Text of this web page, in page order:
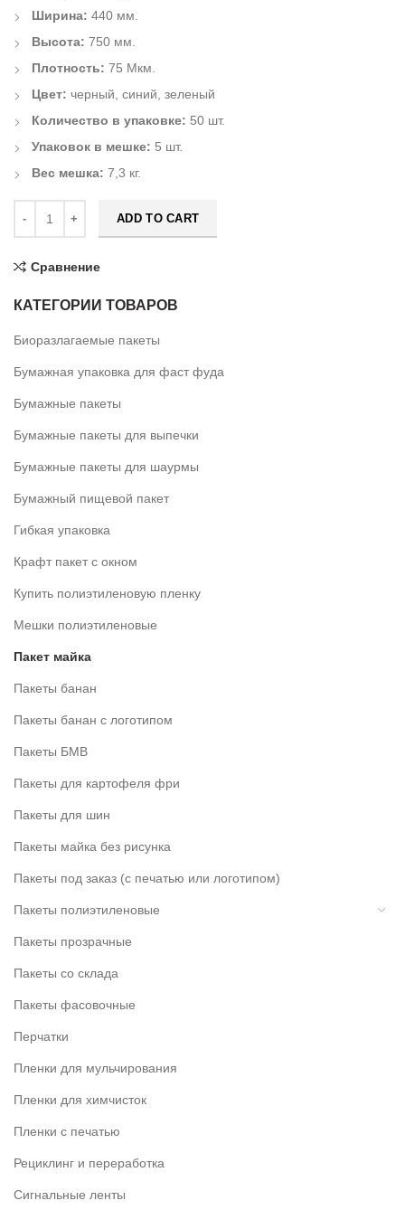
Ширина: 440 мм.
Высота: 750 мм.
Плотность: 75 Мкм.
Цвет: черный, синий, зеленый
Количество в упаковке: 50 шт.
Упаковок в мешке: 5 шт.
Вес мешка: 7,3 кг.
ADD TO CART
Сравнение
КАТЕГОРИИ ТОВАРОВ
Биоразлагаемые пакеты
Бумажная упаковка для фаст фуда
Бумажные пакеты
Бумажные пакеты для выпечки
Бумажные пакеты для шаурмы
Бумажный пищевой пакет
Гибкая упаковка
Крафт пакет с окном
Купить полиэтиленовую пленку
Мешки полиэтиленовые
Пакет майка
Пакеты банан
Пакеты банан с логотипом
Пакеты БМВ
Пакеты для картофеля фри
Пакеты для шин
Пакеты майка без рисунка
Пакеты под заказ (с печатью или логотипом)
Пакеты полиэтиленовые
Пакеты прозрачные
Пакеты со склада
Пакеты фасовочные
Перчатки
Пленки для мульчирования
Пленки для химчисток
Пленки с печатью
Рециклинг и переработка
Сигнальные ленты